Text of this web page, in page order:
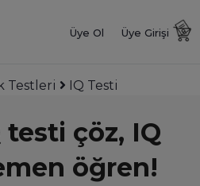
Üye Ol Üye Girişi
Testleri IQ Testi
çöz, IQ
öğren!